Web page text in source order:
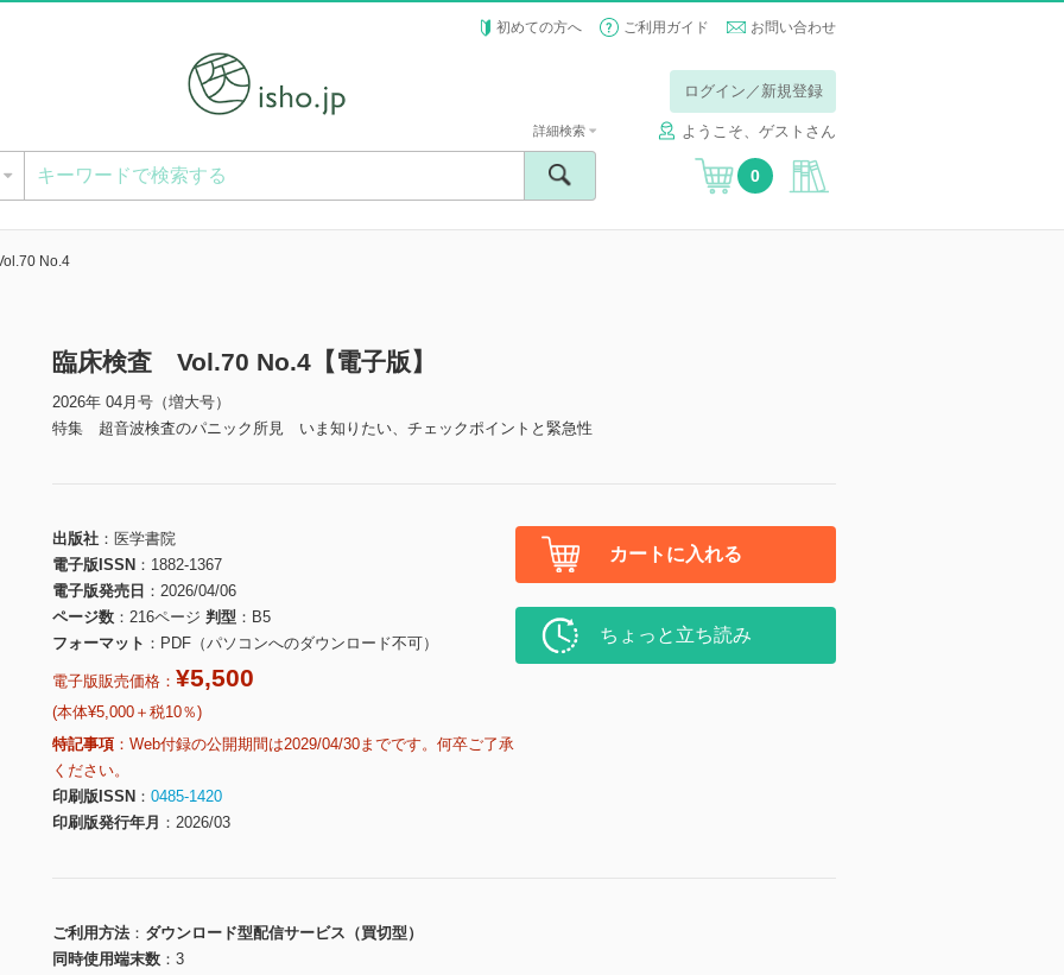
初めての方へ ご利用ガイド お問い合わせ
ログイン／新規登録
ようこそ、ゲストさん
詳細検索
0
No.4
臨床検査 Vol.70 No.4【電子版】
2026年 04月号（増大号）
特集 超音波検査のパニック所見 いま知りたい、チェックポイントと緊急性
出版社
医学書院
電子版ISSN
1882-1367
電子版発売日
2026/04/06
ページ数
216ページ 判型
B5
フォーマット
PDF（パソコンへのダウンロード不可）
電子版販売価格： ¥5,500
(本体¥5,000＋税10％)
特記事項
Web付録の公開期間は2029/04/30までです。何卒ご了承
ください。
印刷版ISSN
0485-1420
印刷版発行年月
2026/03
カートに入れる
ちょっと立ち読み
ご利用方法
ダウンロード型配信サービス（買切型）
同時使用端末数
3